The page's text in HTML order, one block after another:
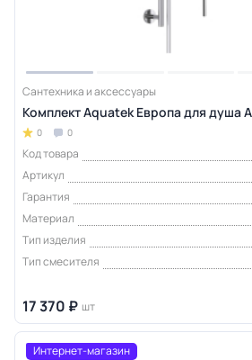
Сантехника и аксессуары
Комплект Aquatek Европа для душа
0 0
Код товара
Артикул
Гарантия
Материал
Тип изделия
Тип смесителя
17 370 ₽ шт
Интернет-магазин